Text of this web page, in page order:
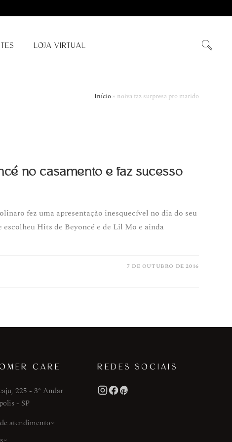
LOJA VIRTUAL
Início» noiva faz surpresa pro marido
no casamento e faz sucesso
fez uma apresentação inesquecível no dia do seu
escolheu Hits de Beyoncé e de Lil Mo e ainda
7 DE OUTUBRO DE 2016
CARE
225 - 3º Andar
- SP
atendimento
REDES SOCIAIS